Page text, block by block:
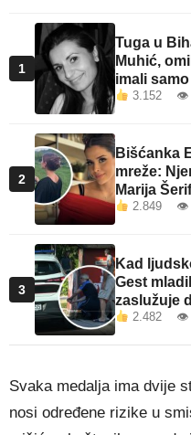
1
Tuga u
Muhić,
imali
3.152 👁
2
Bišćanka
mreže:
Marija
2.849 👁
3
Kad
Gest
zaslužuje
2.482 👁
Svaka medalja ima dvije
nosi određene rizike u